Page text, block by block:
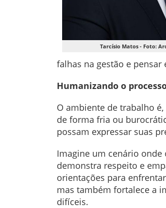
Tarcísio Matos - Foto:
falhas na gestão e
Humanizando o
O ambiente de trabalho
de forma fria ou
possam expressar suas
Imagine um cenário onde
demonstra respeito e
orientações para
mas também fortalece a
difíceis.